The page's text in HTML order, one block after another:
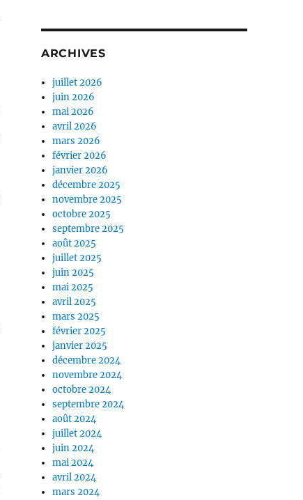
ARCHIVES
juillet 2026
juin 2026
mai 2026
avril 2026
mars 2026
février 2026
janvier 2026
décembre 2025
novembre 2025
octobre 2025
septembre 2025
août 2025
juillet 2025
juin 2025
mai 2025
avril 2025
mars 2025
février 2025
janvier 2025
décembre 2024
novembre 2024
octobre 2024
septembre 2024
août 2024
juillet 2024
juin 2024
mai 2024
avril 2024
mars 2024